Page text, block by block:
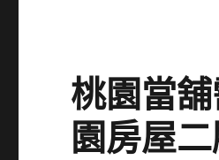
桃園當
園房屋